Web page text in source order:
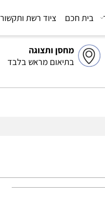
מחסן ותצוגה
בתיאום מראש בלבד
בית חכם ציוד רשת ותקשורת